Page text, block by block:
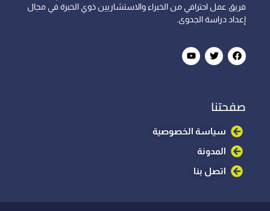
فريق عمل احترافي من الخبراء والاستشاريين ذوي الخبرة في مجال
إعداد دراسة الجدوى.
صفحتنا
سياسة الخصوصية
المدونة
اتصل بنا